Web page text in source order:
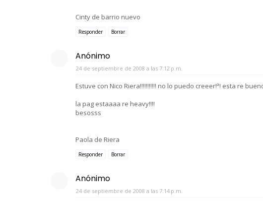
Cinty de barrio nuevo
Responder Borrar
Anónimo
24 de septiembre de 2008 a las 7:12 p.m.
Estuve con Nico Riera!!!!!!!!!!! no lo puedo creeer!ª! esta re
la pag estaaaa re heavy!!!!
besosss
Paola de Riera
Responder Borrar
Anónimo
24 de septiembre de 2008 a las 7:14 p.m.